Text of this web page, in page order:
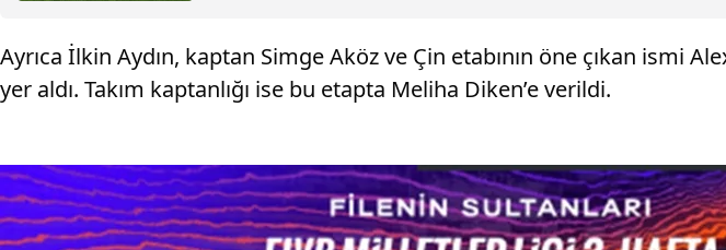
Ayrıca İlkin Aydın, kaptan Simge Aköz ve Çin etabının öne çıkan ismi
yer aldı. Takım kaptanlığı ise bu etapta Meliha Diken’e verildi.